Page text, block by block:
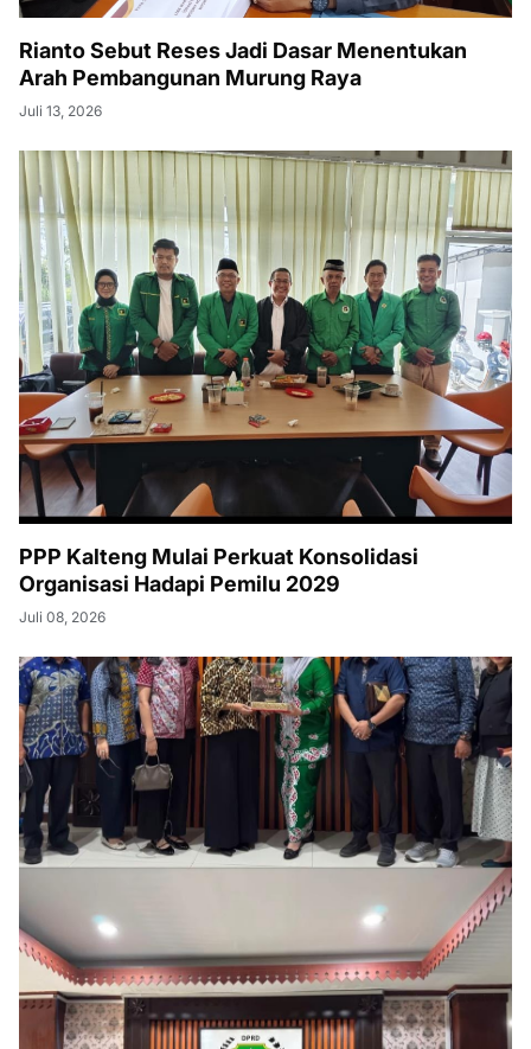
Rianto Sebut Reses Jadi Dasar Menentukan
Arah Pembangunan Murung Raya
Juli 13, 2026
PPP Kalteng Mulai Perkuat Konsolidasi
Organisasi Hadapi Pemilu 2029
Juli 08, 2026